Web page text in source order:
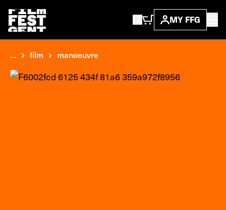
MY FFG
... film manoeuvre